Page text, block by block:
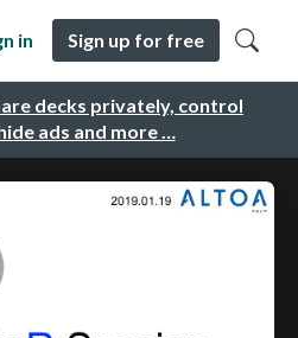
decks privately, control
ads and more …
in Sign up for free